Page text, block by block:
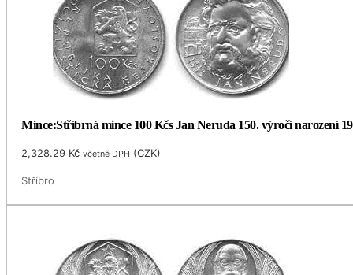
Mince:Stříbrná mince 100 Kčs Jan Neruda 150. výročí narození
2,328.29 Kč včetně DPH (CZK)
Stříbro